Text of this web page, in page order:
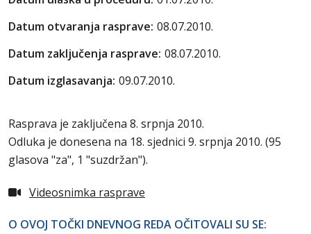
Datum otvaranja rasprave: 08.07.2010.
Datum zaključenja rasprave: 08.07.2010.
Datum izglasavanja: 09.07.2010.
Rasprava je zaključena 8. srpnja 2010.
Odluka je donesena na 18. sjednici 9. srpnja 2010. (95
glasova "za", 1 "suzdržan").
Videosnimka rasprave
O OVOJ TOČKI DNEVNOG REDA OČITOVALI SU SE: